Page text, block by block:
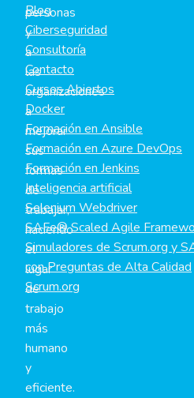
personas
y
a
las
organizaciones
a
mejorar
sus
formas
de
trabajar,
haciendo
el
lugar
de
trabajo
más
humano
y
eficiente.
Blog
Ciberseguridad
Consultoría
Contacto
Cursos Abiertos
Docker
Formación en Ansible
Formación en Azure DevOps
Formación en Jenkins
Inteligencia artificial
Selenium Webdriver
SAFe® Scaled Agile
Simuladores de Scrum.org y
con Preguntas de Alta Calidad
Scrum.org